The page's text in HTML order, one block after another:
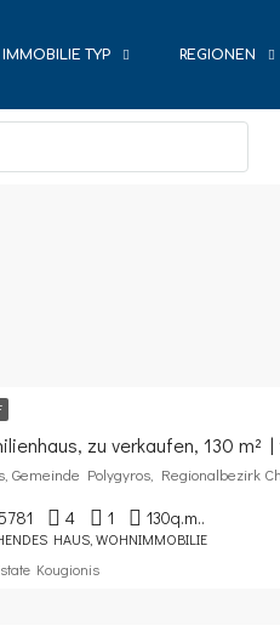
IMMOBILIE TYP REGIONEN
zu verkaufen, 130 m²
4 1 130q.m..
HAUS, WOHNIMMOBILIE
Kougionis